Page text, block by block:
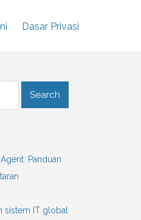
Dasar Privasi
Panduan
sistem IT global